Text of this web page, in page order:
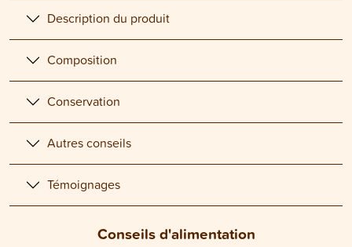
Description du produit
Composition
Conservation
Autres conseils
Témoignages
Conseils d'alimentation